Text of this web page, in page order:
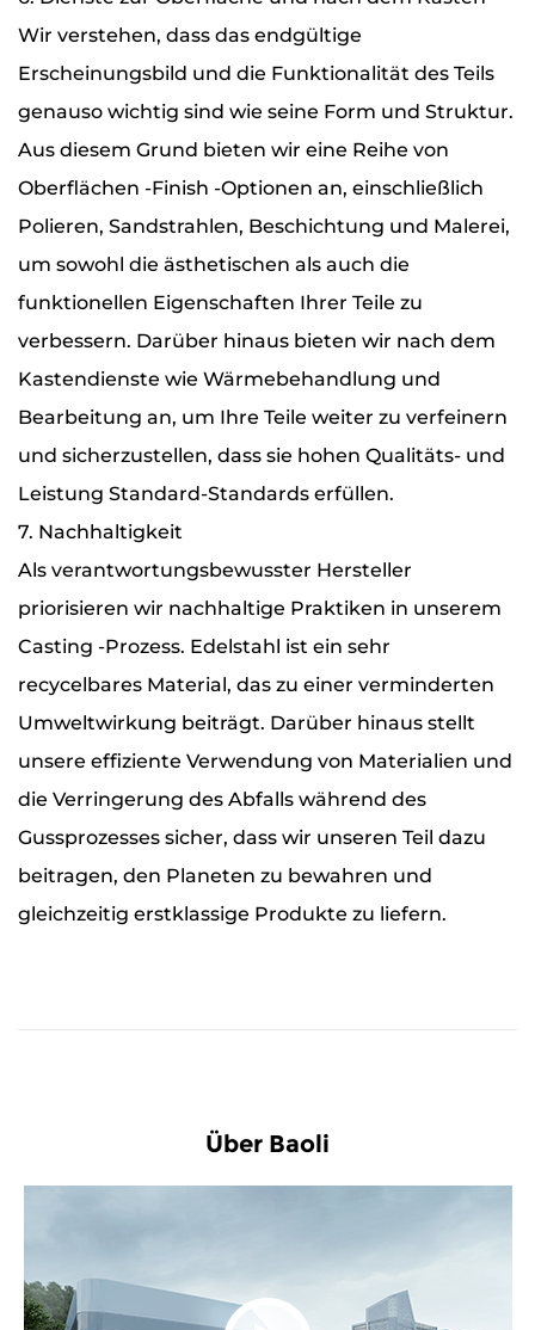
Wir verstehen, dass das endgültige
Erscheinungsbild und die Funktionalität des Teils
genauso wichtig sind wie seine Form und Struktur.
Aus diesem Grund bieten wir eine Reihe von
Oberflächen -Finish -Optionen an, einschließlich
Polieren, Sandstrahlen, Beschichtung und Malerei,
um sowohl die ästhetischen als auch die
funktionellen Eigenschaften Ihrer Teile zu
verbessern. Darüber hinaus bieten wir nach dem
Kastendienste wie Wärmebehandlung und
Bearbeitung an, um Ihre Teile weiter zu verfeinern
und sicherzustellen, dass sie hohen Qualitäts- und
Leistung Standard-Standards erfüllen.
7. Nachhaltigkeit
Als verantwortungsbewusster Hersteller
priorisieren wir nachhaltige Praktiken in unserem
Casting -Prozess. Edelstahl ist ein sehr
recycelbares Material, das zu einer verminderten
Umweltwirkung beiträgt. Darüber hinaus stellt
unsere effiziente Verwendung von Materialien und
die Verringerung des Abfalls während des
Gussprozesses sicher, dass wir unseren Teil dazu
beitragen, den Planeten zu bewahren und
gleichzeitig erstklassige Produkte zu liefern.
Über Baoli